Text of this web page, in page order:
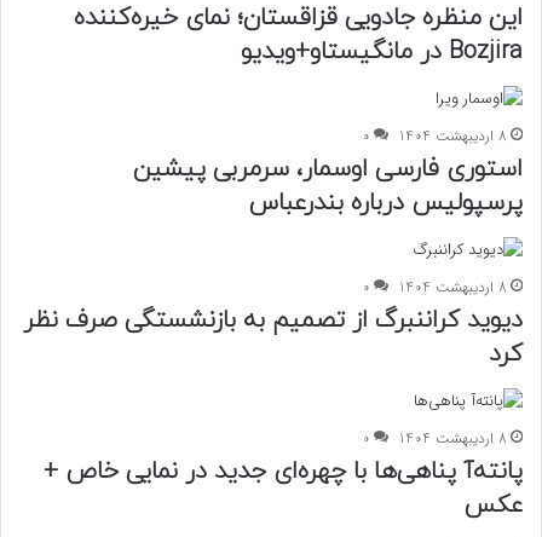
این منظره جادویی قزاقستان؛ نمای خیره‌کننده
Bozjira در مانگیستاو+ویدیو
8 اردیبهشت 1404 0
استوری فارسی اوسمار، سرمربی پیشین
پرسپولیس درباره بندرعباس
8 اردیبهشت 1404 0
دیوید کراننبرگ از تصمیم به بازنشستگی صرف نظر
کرد
8 اردیبهشت 1404 0
پانته‌آ پناهی‌ها با چهره‌ای جدید در نمایی خاص +
عکس